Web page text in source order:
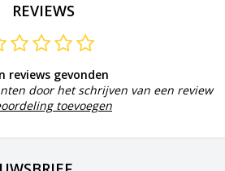
REVIEWS
reviews gevonden
door het schrijven van een review
toevoegen